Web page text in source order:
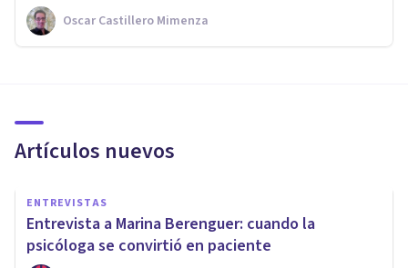
Oscar Castillero Mimenza
Artículos nuevos
ENTREVISTAS
Entrevista a Marina Berenguer: cuando la
psicóloga se convirtió en paciente